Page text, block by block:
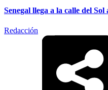
Senegal llega a la calle del
Redacción